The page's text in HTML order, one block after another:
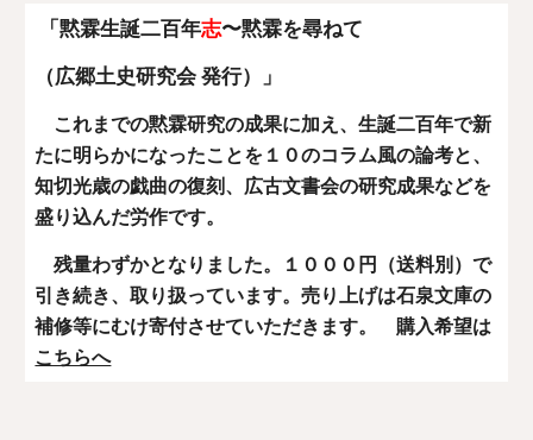
「黙霖生誕二百年志〜黙霖を尋ねて
（広郷土史研究会 発行）」
これまでの黙霖研究の成果に加え、生誕二百年で新
たに明らかになったことを１０のコラム風の論考と、
知切光歳の戯曲の復刻、広古文書会の研究成果などを
盛り込んだ労作です。
残量わずかとなりました。 １０００円（送料別）で
引き続き、取り扱っています。売り上げは石泉文庫の
補修等にむけ寄付させていただきます。 購入希望は
こちらへ